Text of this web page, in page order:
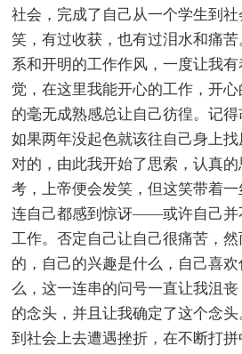
社会，完成了自己从一个学生到
笑，有过收获，也有过泪水和痛
系和开明的工作作风，一度让我
觉，在这里我能开心的工作，开
的毫无成熟感总让自己彷徨。记
如果两年没起色就该往自己身上
对的，由此我开始了思索，认真
考，上帝便会发笑，但这笑带着
连自己都感到惊讶――或许自己并
工作。否定自己让自己很痛苦，
的，自己的兴趣是什么，自己喜
么，这一连串的问号一直让我沮
的念头，并且让我确定了这个念
到社会上去遭遇挫折，在不断打